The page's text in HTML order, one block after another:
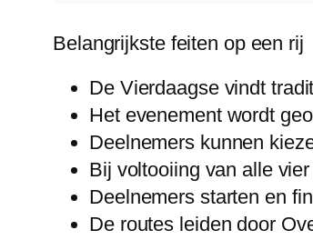
Belangrijkste feiten op een rij
De Vierdaagse vindt
Het evenement wordt
Deelnemers kunnen
Bij voltooiing van alle
Deelnemers starten en
De routes leiden door